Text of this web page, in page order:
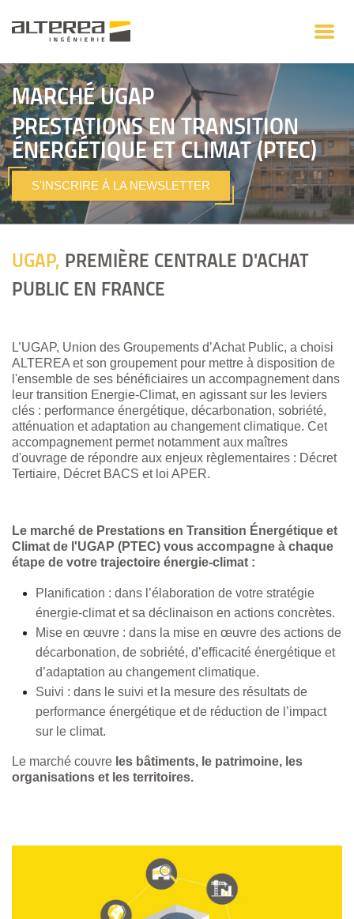
MARCHÉ UGAP
PRESTATIONS EN TRANSITION
ÉNERGÉTIQUE ET CLIMAT (PTEC)
S'INSCRIRE À LA NEWSLETTER
UGAP, PREMIÈRE CENTRALE D'ACHAT
PUBLIC EN FRANCE
L’UGAP, Union des Groupements d’Achat Public, a choisi
ALTEREA et son groupement pour mettre à disposition de
l'ensemble de ses bénéficiaires un accompagnement dans
leur transition Energie-Climat, en agissant sur les leviers
clés : performance énergétique, décarbonation, sobriété,
atténuation et adaptation au changement climatique. Cet
accompagnement permet notamment aux maîtres
d'ouvrage de répondre aux enjeux règlementaires : Décret
Tertiaire, Décret BACS et loi APER.
Le marché de Prestations en Transition Énergétique et
Climat de l'UGAP (PTEC) vous accompagne à chaque
étape de votre trajectoire énergie-climat :
Planification : dans l’élaboration de votre stratégie
énergie-climat et sa déclinaison en actions concrètes.
Mise en œuvre : dans la mise en œuvre des actions de
décarbonation, de sobriété, d’efficacité énergétique et
d’adaptation au changement climatique.
Suivi : dans le suivi et la mesure des résultats de
performance énergétique et de réduction de l’impact
sur le climat.
Le marché couvre les bâtiments, le patrimoine, les
organisations et les territoires.